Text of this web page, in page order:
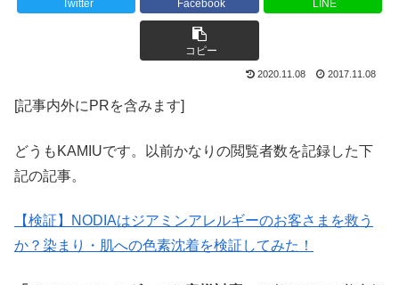
Twitter Facebook LINE
コピー
2020.11.08 2017.11.08
[記事内外にPRを含みます]
どうもKAMIUです。以前かなりの閲覧者数を記録した下
記の記事。
【検証】NODIAはジアミンアレルギーのお客さまを救う
か？染まり・肌への色素沈着を検証してみた！